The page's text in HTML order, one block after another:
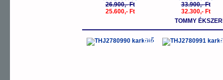
26.900,- Ft
25.600,- Ft
33.900,- Ft
32.300,- Ft
TOMMY
-5% -